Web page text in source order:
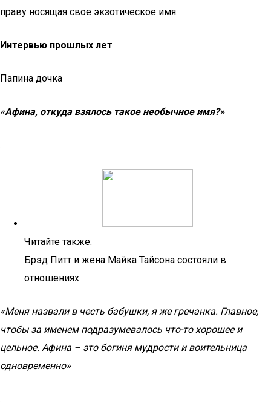
праву носящая свое экзотическое имя.
Интервью прошлых лет
Папина дочка
«Афина, откуда взялось такое необычное имя?»
.
Читайте также:
Брэд Питт и жена Майка Тайсона состояли в
отношениях
«Меня назвали в честь бабушки, я же гречанка. Главное,
чтобы за именем подразумевалось что-то хорошее и
цельное. Афина – это богиня мудрости и воительница
одновременно»
.